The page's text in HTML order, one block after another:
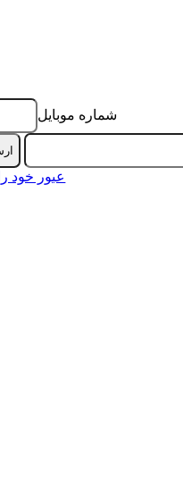
شماره موبایل
عبور خود